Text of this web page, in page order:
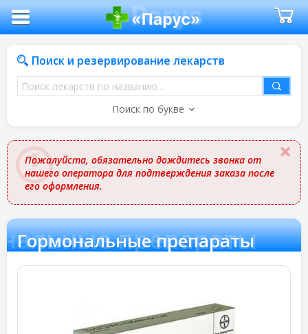
Поиск и резервирование лекарств
Поиск
лекарств
названию
Поиск по букве
Пожалуйста, обязательно дождитесь звонка от
нашего оператора для подтверждения заказа после
его оформления.
препараты
Гормональные препараты